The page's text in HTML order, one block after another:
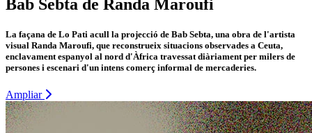
Bab Sebta de Randa Maroufi
La façana de Lo Pati acull la projecció de Bab Sebta, una obra de l'artista
visual Randa Maroufi, que reconstrueix situacions observades a Ceuta,
enclavament espanyol al nord d'Àfrica travessat diàriament per milers de
persones i escenari d'un intens comerç informal de mercaderies.
Ampliar